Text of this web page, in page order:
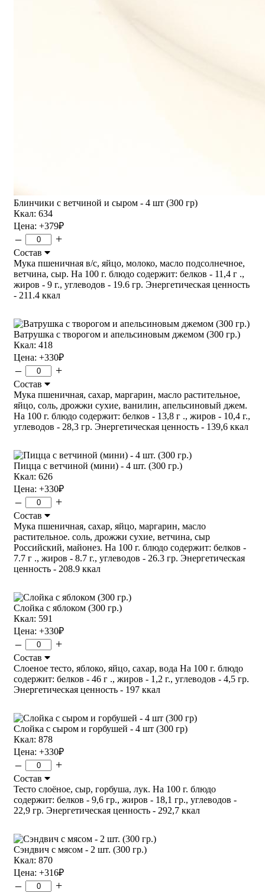
Блинчики с ветчиной и сыром - 4 шт (300 гр)
Ккал: 634
Цена: +379₽
– +
Состав
Мука пшеничная в/с, яйцо, молоко, масло подсолнечное,
ветчина, сыр. На 100 г. блюдо содержит: белков - 11,4 г .,
жиров - 9 г., углеводов - 19.6 гр. Энергетическая ценность
- 211.4 ккал
Ватрушка с творогом и апельсиновым джемом (300 гр.)
Ккал: 418
Цена: +330₽
– +
Состав
Мука пшеничная, сахар, маргарин, масло растительное,
яйцо, соль, дрожжи сухие, ванилин, апельсиновый джем.
На 100 г. блюдо содержит: белков - 13,8 г ., жиров - 10,4 г.,
углеводов - 28,3 гр. Энергетическая ценность - 139,6 ккал
Пицца с ветчиной (мини) - 4 шт. (300 гр.)
Ккал: 626
Цена: +330₽
– +
Состав
Мука пшеничная, сахар, яйцо, маргарин, масло
растительное. соль, дрожжи сухие, ветчина, сыр
Российский, майонез. На 100 г. блюдо содержит: белков -
7.7 г ., жиров - 8.7 г., углеводов - 26.3 гр. Энергетическая
ценность - 208.9 ккал
Слойка с яблоком (300 гр.)
Ккал: 591
Цена: +330₽
– +
Состав
Слоеное тесто, яблоко, яйцо, сахар, вода На 100 г. блюдо
содержит: белков - 46 г ., жиров - 1,2 г., углеводов - 4,5 гр.
Энергетическая ценность - 197 ккал
Слойка с сыром и горбушей - 4 шт (300 гр)
Ккал: 878
Цена: +330₽
– +
Состав
Тесто слоёное, сыр, горбуша, лук. На 100 г. блюдо
содержит: белков - 9,6 гр., жиров - 18,1 гр., углеводов -
22,9 гр. Энергетическая ценность - 292,7 ккал
Сэндвич с мясом - 2 шт. (300 гр.)
Ккал: 870
Цена: +316₽
– +